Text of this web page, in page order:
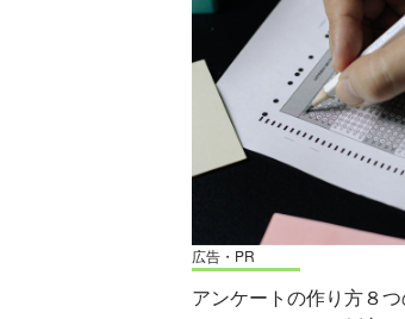
広告・PR
アンケートの作り方８